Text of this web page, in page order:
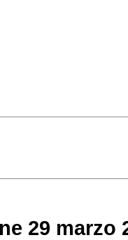
29 marzo